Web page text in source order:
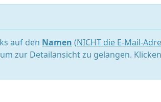
auf den Namen (NICHT die E-Mail-
zur Detailansicht zu gelangen.